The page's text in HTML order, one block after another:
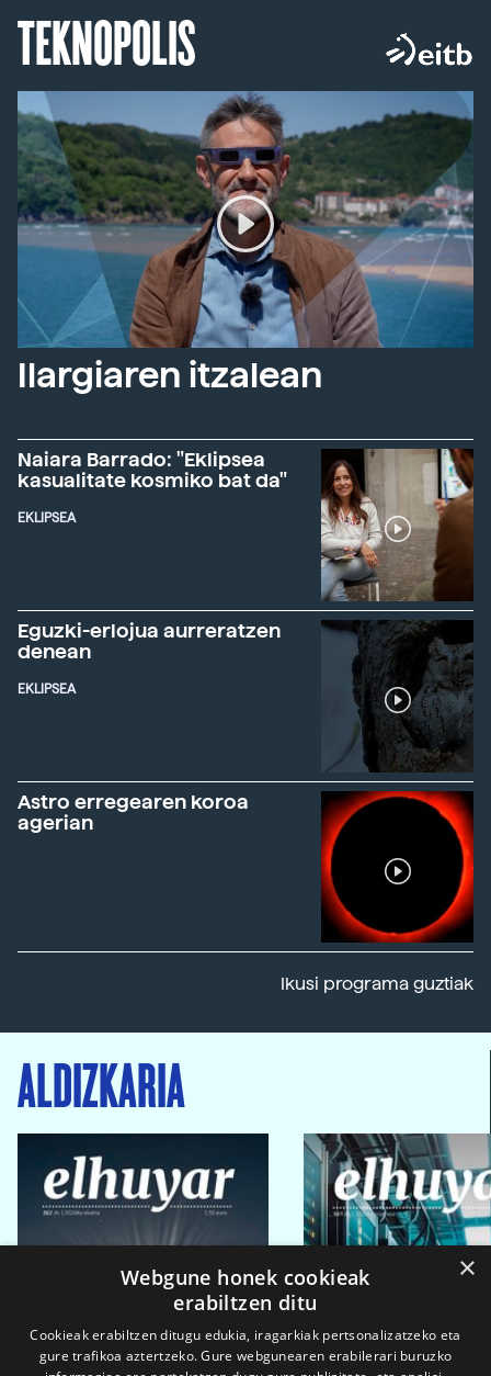
TEKNOPOLIS
Ilargiaren itzalean
Naiara Barrado: "Eklipsea
kasualitate kosmiko bat da"
EKLIPSEA
Eguzki-erlojua aurreratzen
denean
EKLIPSEA
Astro erregearen koroa
agerian
Ikusi programa guztiak
ALDIZKARIA
×
Webgune honek cookieak
erabiltzen ditu
Cookieak erabiltzen ditugu edukia, iragarkiak pertsonalizatzeko eta
gure trafikoa aztertzeko. Gure webgunearen erabilerari buruzko